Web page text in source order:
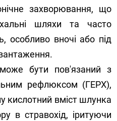
захворювання, що
шляхи та часто
особливо вночі або під
бути пов'язаний з
рефлюксом (ГЕРХ),
кислотний вміст шлунка
в стравохід, іритуючи